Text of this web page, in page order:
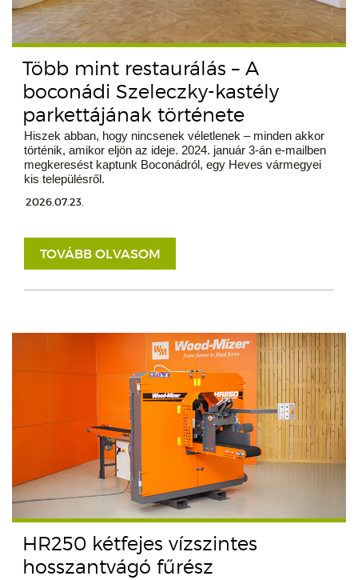
Több mint restaurálás – A
boconádi Szeleczky-kastély
parkettájának története
Hiszek abban, hogy nincsenek véletlenek – minden akkor
történik, amikor eljön az ideje. 2024. január 3-án e-mailben
megkeresést kaptunk Boconádról, egy Heves vármegyei
kis településről.
2026.07.23.
TOVÁBB OLVASOM
HR250 kétfejes vízszintes
hosszantvágó fűrész